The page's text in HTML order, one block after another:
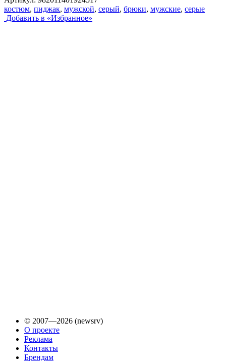
костюм, пиджак, мужской, серый, брюки, мужские, серые
Добавить в «Избранное»
© 2007—2026 (newsrv)
О проекте
Реклама
Контакты
Брендам